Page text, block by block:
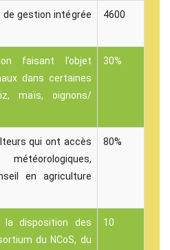
gestion intégrée
4600
faisant l’objet
dans certaines
maïs, oignons/
30%
qui ont accès
en agriculture
80%
la disposition des
du NCoS, du
10